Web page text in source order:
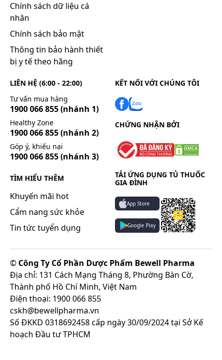
Chính sách dữ liệu cá
nhân
Chính sách bảo mật
Thông tin bảo hành thiết
bị y tế theo hãng
LIÊN HỆ (6:00 - 22:00)
Tư vấn mua hàng
1900 066 855(nhánh 1)
Healthy Zone
1900 066 855(nhánh 2)
Góp ý, khiếu nại
1900 066 855(nhánh 3)
TÌM HIỂU THÊM
Khuyến mãi hot
Cẩm nang sức khỏe
Tin tức tuyển dụng
KẾT NỐI VỚI CHÚNG TÔI
CHỨNG NHẬN BỞI
TẢI ỨNG DỤNG TỦ THUỐC
GIA ĐÌNH
App Store
Google Play
© Công Ty Cổ Phần Dược Phẩm Bewell Pharma
Địa chỉ: 131 Cách Mạng Tháng 8, Phường Bàn Cờ,
Thành phố Hồ Chí Minh, Việt Nam
Điện thoại: 1900 066 855
cskh@bewellpharma.vn
Số ĐKKD 0318692458 cấp ngày 30/09/2024 tại Sở Kế
hoạch Đầu tư TPHCM